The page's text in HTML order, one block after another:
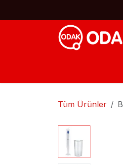
Tüm Ürünler